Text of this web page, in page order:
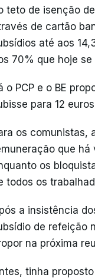
teto de isenção
de cartão
até aos
70% que hoje
o PCP e o BE
para 12
os comunistas,
que
os
todos os
a insistência
de refeição
na próxima
tinha